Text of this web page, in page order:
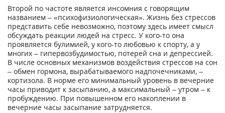
Второй по частоте является инсомния с говорящим
названием – «психофизиологическая». Жизнь без стрессов
представить себе невозможно, поэтому здесь имеет смысл
обсуждать реакции людей на стресс. У кого-то она
проявляется булимией, у кого-то любовью к спорту, а у
многих – гипервозбудимостью, потерей сна и депрессией.
В числе основных механизмов воздействия стрессов на сон
– обмен гормона, вырабатываемого надпочечниками, –
кортизола. В норме его минимальный уровень в вечерние
часы приводит к засыпанию, а максимальный – утром – к
пробуждению. При повышенном его накоплении в
вечерние часы засыпание затрудняется.